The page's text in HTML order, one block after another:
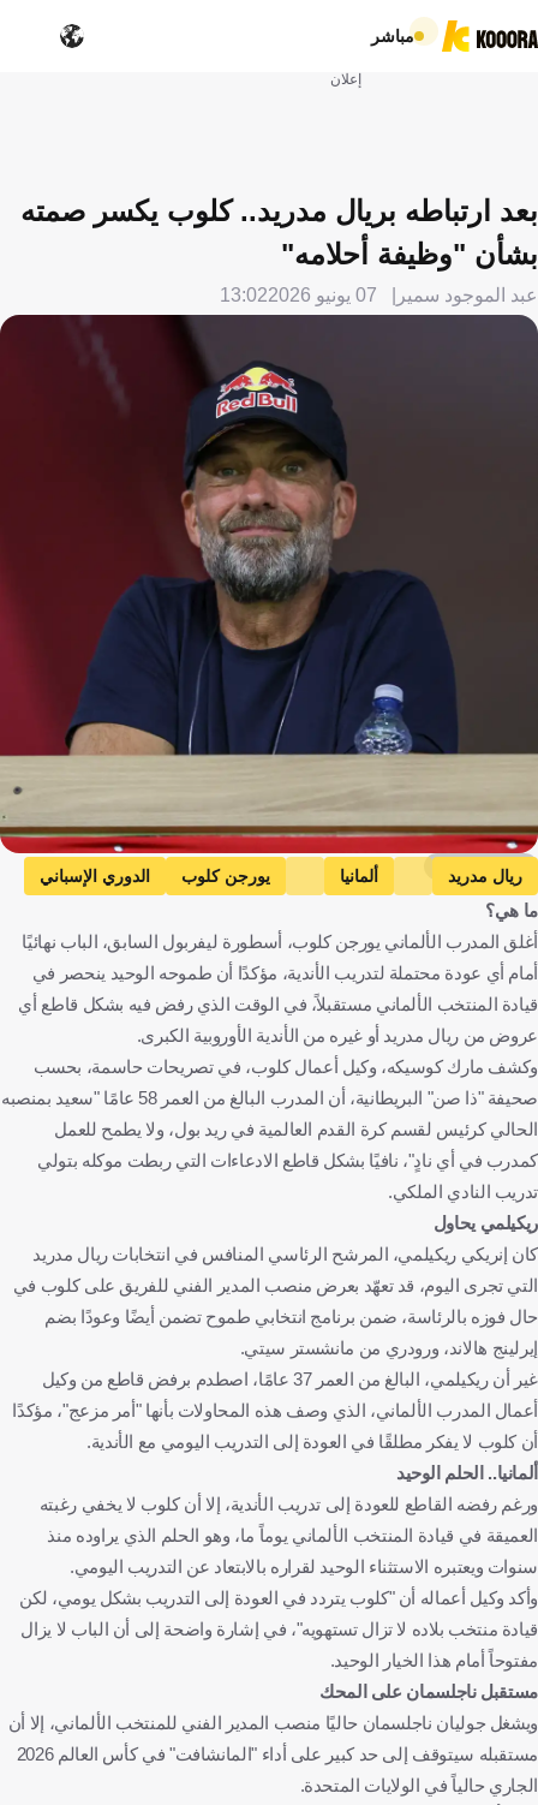
مباشر
إعلان
بعد ارتباطه بريال مدريد.. كلوب يكسر صمته
بشأن "وظيفة أحلامه"
عبد الموجود سمير 07 يونيو 2026 13:02
Getty Images
ريال مدريد ألمانيا يورجن كلوب
الدوري الإسباني
إسبانيا
ما هي؟
أغلق المدرب الألماني يورجن كلوب، أسطورة ليفربول السابق، الباب نهائيًا
أمام أي عودة محتملة لتدريب الأندية، مؤكدًا أن طموحه الوحيد ينحصر في
قيادة المنتخب الألماني مستقبلاً، في الوقت الذي رفض فيه بشكل قاطع أي
عروض من ريال مدريد أو غيره من الأندية الأوروبية الكبرى.
وكشف مارك كوسيكه، وكيل أعمال كلوب، في تصريحات حاسمة، بحسب
صحيفة "ذا صن" البريطانية، أن المدرب البالغ من العمر 58 عامًا "سعيد بمنصبه
الحالي كرئيس لقسم كرة القدم العالمية في ريد بول، ولا يطمح للعمل
كمدرب في أي نادٍ"، نافيًا بشكل قاطع الادعاءات التي ربطت موكله بتولي
تدريب النادي الملكي.
ريكيلمي يحاول
كان إنريكي ريكيلمي، المرشح الرئاسي المنافس في انتخابات ريال مدريد
التي تجرى اليوم، قد تعهّد بعرض منصب المدير الفني للفريق على كلوب في
حال فوزه بالرئاسة، ضمن برنامج انتخابي طموح تضمن أيضًا وعودًا بضم
إيرلينج هالاند، ورودري من مانشستر سيتي.
غير أن ريكيلمي، البالغ من العمر 37 عامًا، اصطدم برفض قاطع من وكيل
أعمال المدرب الألماني، الذي وصف هذه المحاولات بأنها "أمر مزعج"، مؤكدًا
أن كلوب لا يفكر مطلقًا في العودة إلى التدريب اليومي مع الأندية.
ألمانيا.. الحلم الوحيد
ورغم رفضه القاطع للعودة إلى تدريب الأندية، إلا أن كلوب لا يخفي رغبته
العميقة في قيادة المنتخب الألماني يوماً ما، وهو الحلم الذي يراوده منذ
سنوات ويعتبره الاستثناء الوحيد لقراره بالابتعاد عن التدريب اليومي.
وأكد وكيل أعماله أن "كلوب يتردد في العودة إلى التدريب بشكل يومي، لكن
قيادة منتخب بلاده لا تزال تستهويه"، في إشارة واضحة إلى أن الباب لا يزال
مفتوحاً أمام هذا الخيار الوحيد.
مستقبل ناجلسمان على المحك
ويشغل جوليان ناجلسمان حاليًا منصب المدير الفني للمنتخب الألماني، إلا أن
مستقبله سيتوقف إلى حد كبير على أداء "المانشافت" في كأس العالم 2026
الجاري حالياً في الولايات المتحدة.